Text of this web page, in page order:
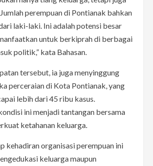
perempuan di Pontianak bahkan
laki-laki. Ini adalah potensi besar
untuk berkiprah di berbagai
politik,” kata Bahasan.
tersebut, ia juga menyinggung
perceraian di Kota Pontianak, yang
lebih dari 45 ribu kasus.
ini menjadi tantangan bersama
ketahanan keluarga.
kehadiran organisasi perempuan ini
keluarga maupun